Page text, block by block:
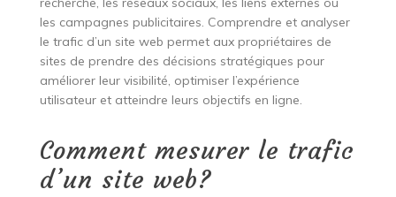
les campagnes publicitaires. Comprendre et analyser
le trafic d’un site web permet aux propriétaires de
sites de prendre des décisions stratégiques pour
améliorer leur visibilité, optimiser l’expérience
utilisateur et atteindre leurs objectifs en ligne.
Comment mesurer le trafic
d’un site web?